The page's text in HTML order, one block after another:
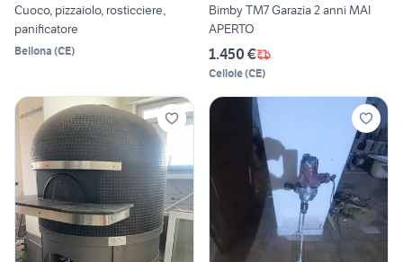
Cuoco, pizzaiolo, rosticciere,
panificatore
Bellona (CE)
Bimby TM7 Garazia 2 anni MAI
APERTO
1.450 €
Cellole(CE)